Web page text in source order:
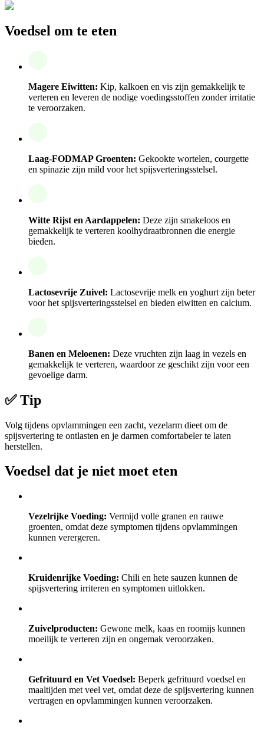
Voedsel om te eten
Magere Eiwitten: Kip, kalkoen en vis zijn gemakkelijk te
verteren en leveren de nodige voedingsstoffen zonder irritatie
te veroorzaken.
Laag-FODMAP Groenten: Gekookte wortelen, courgette
en spinazie zijn mild voor het spijsverteringsstelsel.
Witte Rijst en Aardappelen: Deze zijn smakeloos en
gemakkelijk te verteren koolhydraatbronnen die energie
bieden.
Lactosevrije Zuivel: Lactosevrije melk en yoghurt zijn beter
voor het spijsverteringsstelsel en bieden eiwitten en calcium.
Banen en Meloenen: Deze vruchten zijn laag in vezels en
gemakkelijk te verteren, waardoor ze geschikt zijn voor een
gevoelige darm.
✅ Tip
Volg tijdens opvlammingen een zacht, vezelarm dieet om de
spijsvertering te ontlasten en je darmen comfortabeler te laten
herstellen.
Voedsel dat je niet moet eten
Vezelrijke Voeding: Vermijd volle granen en rauwe
groenten, omdat deze symptomen tijdens opvlammingen
kunnen verergeren.
Kruidenrijke Voeding: Chili en hete sauzen kunnen de
spijsvertering irriteren en symptomen uitlokken.
Zuivelproducten: Gewone melk, kaas en roomijs kunnen
moeilijk te verteren zijn en ongemak veroorzaken.
Gefrituurd en Vet Voedsel: Beperk gefrituurd voedsel en
maaltijden met veel vet, omdat deze de spijsvertering kunnen
vertragen en opvlammingen kunnen veroorzaken.